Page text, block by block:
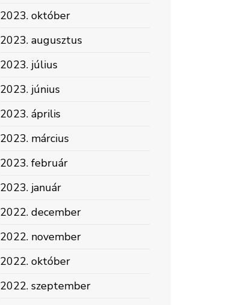
2023. október
2023. augusztus
2023. július
2023. június
2023. április
2023. március
2023. február
2023. január
2022. december
2022. november
2022. október
2022. szeptember